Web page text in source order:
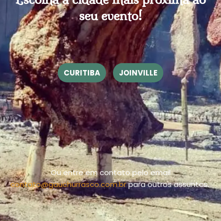
seu evento!
CURITIBA JOINVILLE
Ou entre em contato pelo email
contato@gauchurrasco.com.brpara outros assuntos.